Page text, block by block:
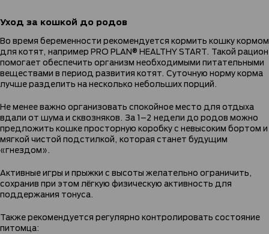
Уход за кошкой до родов
Во время беременности рекомендуется кормить кошку кормом
для котят, например PRO PLAN® HEALTHY START. Такой рацион
помогает обеспечить организм необходимыми питательными
веществами в период развития котят. Суточную норму корма
лучше разделить на несколько небольших порций.
Не менее важно организовать спокойное место для отдыха
вдали от шума и сквозняков. За 1–2 недели до родов можно
предложить кошке просторную коробку с невысоким бортом и
мягкой чистой подстилкой, которая станет будущим
«гнездом».
Активные игры и прыжки с высоты желательно ограничить,
сохранив при этом лёгкую физическую активность для
поддержания тонуса.
Также рекомендуется регулярно контролировать состояние
питомца: